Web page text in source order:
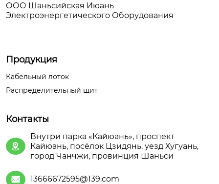
ООО Шаньсийская Июань
Электроэнергетического Оборудования
Продукция
Кабельный лоток
Распределительный щит
Контакты

Внутри парка «Кайюань», проспект
Кайюань, посёлок Цзидянь, уезд Хугуань,
город Чанчжи, провинция Шаньси
 13666672595@139.com